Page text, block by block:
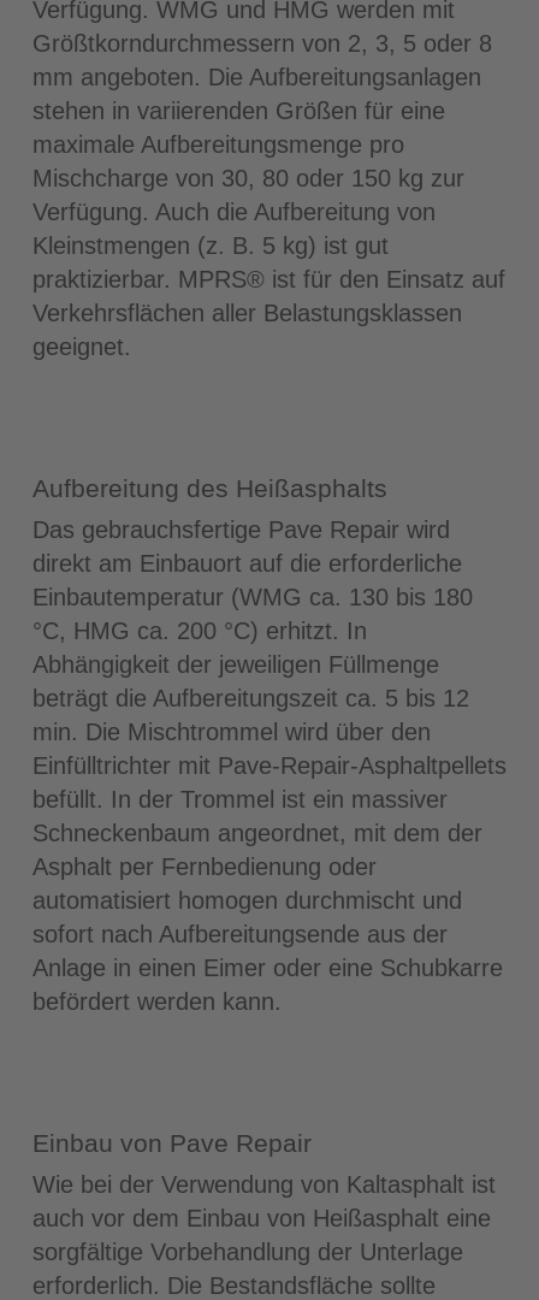
Verfügung. WMG und HMG werden mit
Größtkorndurchmessern von 2, 3, 5 oder 8
mm angeboten. Die Aufbereitungsanlagen
stehen in variierenden Größen für eine
maximale Aufbereitungsmenge pro
Mischcharge von 30, 80 oder 150 kg zur
Verfügung. Auch die Aufbereitung von
Kleinstmengen (z. B. 5 kg) ist gut
praktizierbar. MPRS® ist für den Einsatz auf
Verkehrsflächen aller Belastungsklassen
geeignet.
Aufbereitung des Heißasphalts
Das gebrauchsfertige Pave Repair wird
direkt am Einbauort auf die erforderliche
Einbautemperatur (WMG ca. 130 bis 180
°C, HMG ca. 200 °C) erhitzt. In
Abhängigkeit der jeweiligen Füllmenge
beträgt die Aufbereitungszeit ca. 5 bis 12
min. Die Mischtrommel wird über den
Einfülltrichter mit Pave-Repair-Asphaltpellets
befüllt. In der Trommel ist ein massiver
Schneckenbaum angeordnet, mit dem der
Asphalt per Fernbedienung oder
automatisiert homogen durchmischt und
sofort nach Aufbereitungsende aus der
Anlage in einen Eimer oder eine Schubkarre
befördert werden kann.
Einbau von Pave Repair
Wie bei der Verwendung von Kaltasphalt ist
auch vor dem Einbau von Heißasphalt eine
sorgfältige Vorbehandlung der Unterlage
erforderlich. Die Bestandsfläche sollte